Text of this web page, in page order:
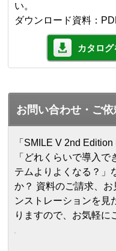
い。
ダウンロード資料：
カタロ
お問い合わせ・ご
「SMILE V 2nd
「どれくらいで導入
テムよりよくなる？」
か？ 資料のご請求、
ンストレーションを見
りますので、お気軽に